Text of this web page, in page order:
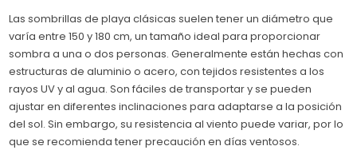
Las sombrillas de playa clásicas suelen tener un diámetro que
varía entre 150 y 180 cm, un tamaño ideal para proporcionar
sombra a una o dos personas. Generalmente están hechas con
estructuras de aluminio o acero, con tejidos resistentes a los
rayos UV y al agua. Son fáciles de transportar y se pueden
ajustar en diferentes inclinaciones para adaptarse a la posición
del sol. Sin embargo, su resistencia al viento puede variar, por lo
que se recomienda tener precaución en días ventosos.